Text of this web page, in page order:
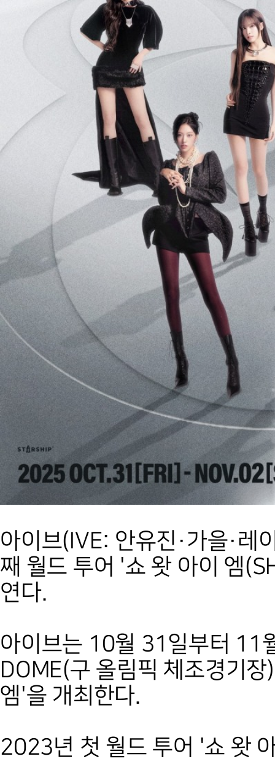
아이브(IVE: 안유진·가을·레
째 월드 투어 '쇼 왓 아이 엠
연다.
아이브는 10월 31일부터 11
DOME(구 올림픽 체조경기
엠'을 개최한다.
2023년 첫 월드 투어 '쇼 왓